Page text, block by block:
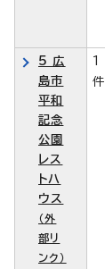
5 広
島市
平和
記念
公園
レス
トハ
ウス
（外
部リ
ンク）
1
件